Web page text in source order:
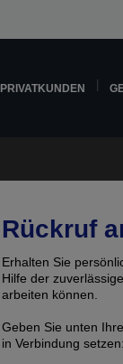
PRIVATKUNDEN
Rückruf
Erhalten Sie
Hilfe der
arbeiten können.
Geben Sie unten
in Verbindung setzen: